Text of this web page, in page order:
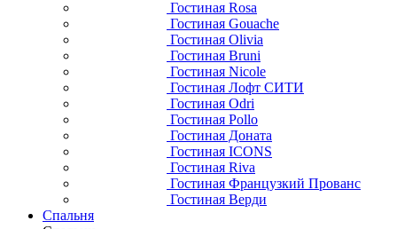
Гостиная Rosa
Гостиная Gouache
Гостиная Olivia
Гостиная Bruni
Гостиная Nicole
Гостиная Лофт СИТИ
Гостиная Odri
Гостиная Pollo
Гостиная Доната
Гостиная ICONS
Гостиная Riva
Гостиная Французкий Прованс
Гостиная Верди
Спальня